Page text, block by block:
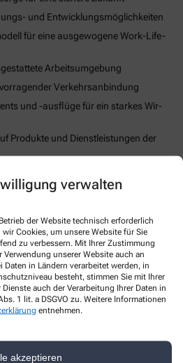
verwalten
der Website technisch erforderlich
Cookies, um unsere Website für Sie
zu verbessern. Mit Ihrer Zustimmung
unserer Website auch an
Daten in Ländern verarbeitet werden, in
besteht, stimmen Sie mit Ihrer
auch der Verarbeitung Ihrer Daten in
1 lit. a DSGVO zu. Weitere Informationen
entnehmen.
akzeptieren
und Entwicklungsmöglichkeiten
für eine ausgewogene Work-Life-
Arbeitsumgebung
Verkehrsanbindung
und -ausflüge für ein starkes Wir-
Produkte und Dienstleistungen der
zur Stärkung des
bewerben